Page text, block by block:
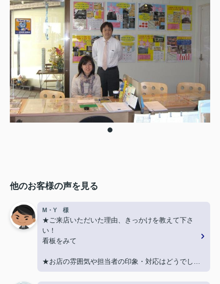
他のお客様の声を見る
M・Y 様
★ご来店いただいた理由、きっかけを教えて下さ
い！
看板をみて
★お店の雰囲気や担当者の印象・対応はどうでした
か？
親切に対応いただき良かったです！